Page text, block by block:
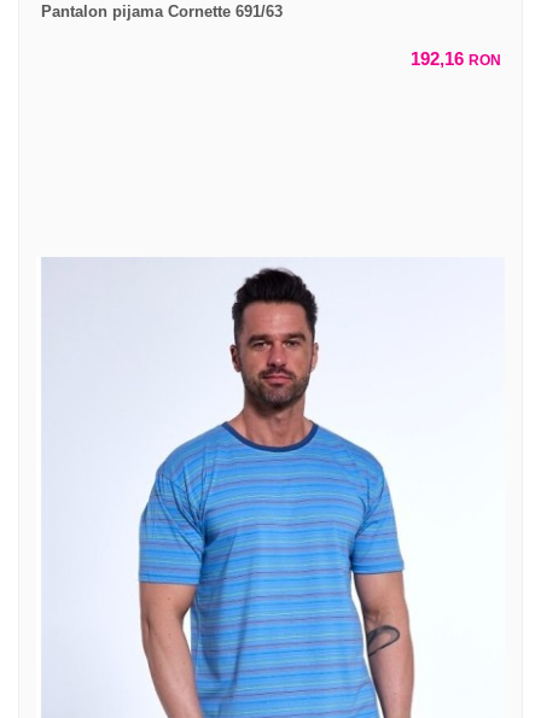
Pantalon pijama Cornette 691/63
192,16 RON